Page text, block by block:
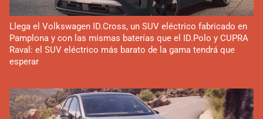
Llega el Volkswagen ID.Cross, un SUV eléctrico fabricado en
Pamplona y con las mismas baterías que el ID.Polo y CUPRA
Raval: el SUV eléctrico más barato de la gama tendrá que
esperar